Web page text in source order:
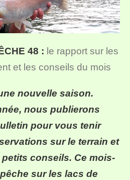
48 : le rapport sur les
et les conseils du mois
nouvelle saison.
nous publierons
pour vous tenir
sur le terrain et
conseils. Ce mois-
sur les lacs de